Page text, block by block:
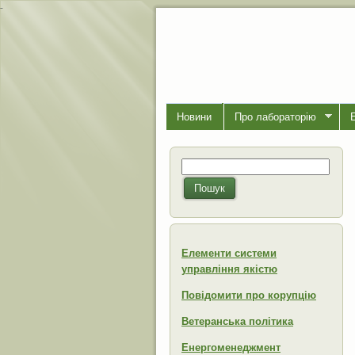
-
Новини Про лабораторiю
Пошукова форма
Пошук
Елементи системи
управління якістю
Повідомити про корупцію
Ветеранська політика
Енергоменеджмент